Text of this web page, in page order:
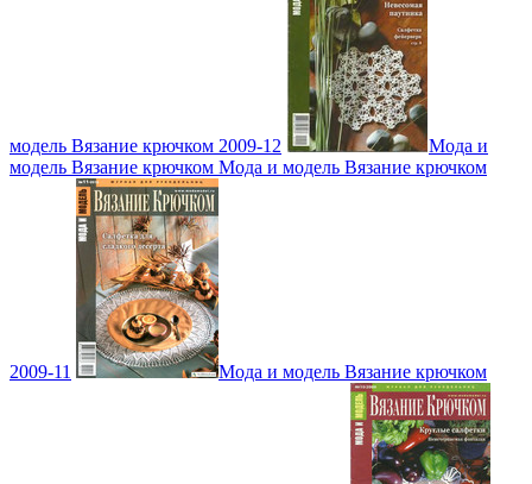
модель Вязание крючком 2009-12
Мода и
модель Вязание крючком Мода и модель Вязание крючком
2009-11 Мода и модель Вязание крючком